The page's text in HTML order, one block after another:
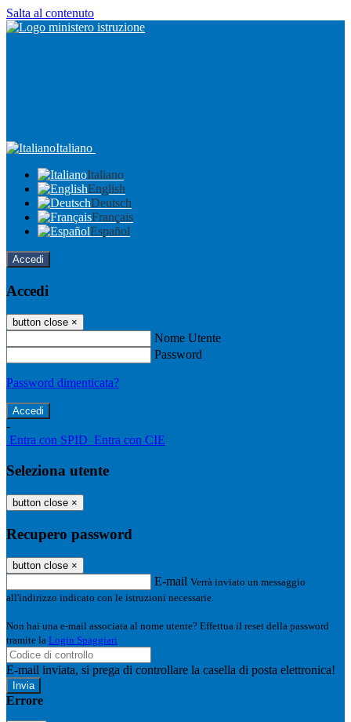
Salta al contenuto
Italiano
Italiano
English
Deutsch
Français
Español
Accedi
Accedi
button close ×
Nome Utente
Password
Password dimenticata?
-
Entra con SPID Entra con CIE
Seleziona utente
button close ×
Recupero password
button close ×
E-mail Verrà inviato un messaggio
all'indirizzo indicato con le istruzioni necessarie.
Non hai una e-mail associata al nome utente? Effettua il reset della password
tramite la Login Spaggiari
E-mail inviata, si prega di controllare la casella di posta elettronica!
Errore